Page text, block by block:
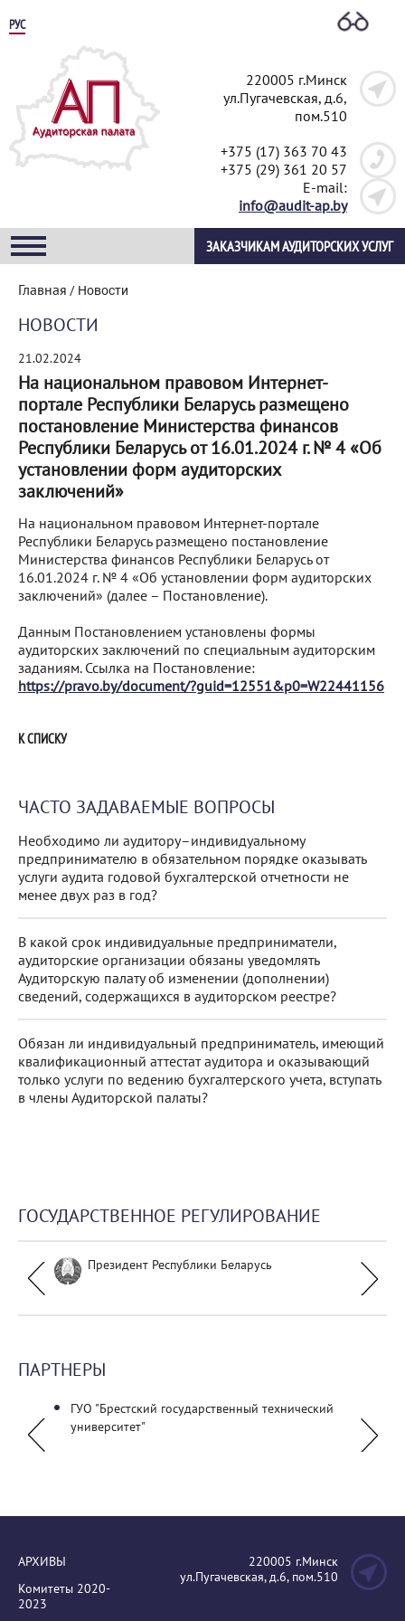
РУС
220005 г.Минск
ул.Пугачевская, д.6,
пом.510
+375 (17) 363 70 43
+375 (29) 361 20 57
E-mail:
info@audit-ap.by
ЗАКАЗЧИКАМ АУДИТОРСКИХ УСЛУГ
Главная / Новости
НОВОСТИ
21.02.2024
На национальном правовом Интернет-
портале Республики Беларусь размещено
постановление Министерства финансов
Республики Беларусь от 16.01.2024 г. № 4 «Об
установлении форм аудиторских
заключений»
На национальном правовом Интернет-портале
Республики Беларусь размещено постановление
Министерства финансов Республики Беларусь от
16.01.2024 г. № 4 «Об установлении форм аудиторских
заключений» (далее – Постановление).
Данным Постановлением установлены формы
аудиторских заключений по специальным аудиторским
заданиям. Ссылка на Постановление:
https://pravo.by/document/?guid=12551&p0=W22441156
К СПИСКУ
ЧАСТО ЗАДАВАЕМЫЕ ВОПРОСЫ
Необходимо ли аудитору–индивидуальному
предпринимателю в обязательном порядке оказывать
услуги аудита годовой бухгалтерской отчетности не
менее двух раз в год?
В какой срок индивидуальные предприниматели,
аудиторские организации обязаны уведомлять
Аудиторскую палату об изменении (дополнении)
сведений, содержащихся в аудиторском реестре?
Обязан ли индивидуальный предприниматель, имеющий
квалификационный аттестат аудитора и оказывающий
только услуги по ведению бухгалтерского учета, вступать
в члены Аудиторской палаты?
ГОСУДАРСТВЕННОЕ РЕГУЛИРОВАНИЕ
Президент Республики Беларусь
ПАРТНЕРЫ
ГУО "Брестский государственный технический
университет"
АРХИВЫ
Комитеты 2020-
2023
220005 г.Минск
ул.Пугачевская, д.6, пом.510